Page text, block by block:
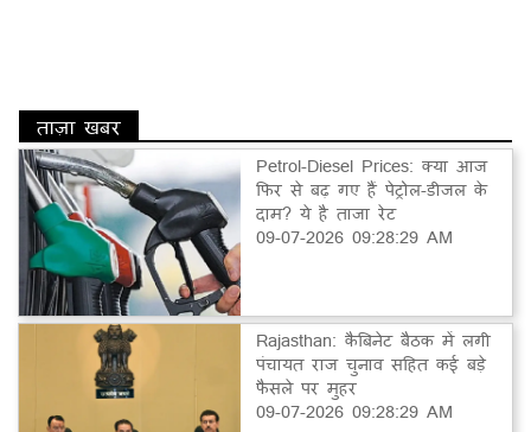
ताज़ा खबर
Petrol-Diesel Prices: क्या आज
फिर से बढ़ गए हैं पेट्रोल-डीजल के
दाम? ये है ताजा रेट
09-07-2026 09:28:29 AM
Rajasthan: कैबिनेट बैठक में लगी
पंचायत राज चुनाव सहित कई बड़े
फैसले पर मुहर
09-07-2026 09:28:29 AM